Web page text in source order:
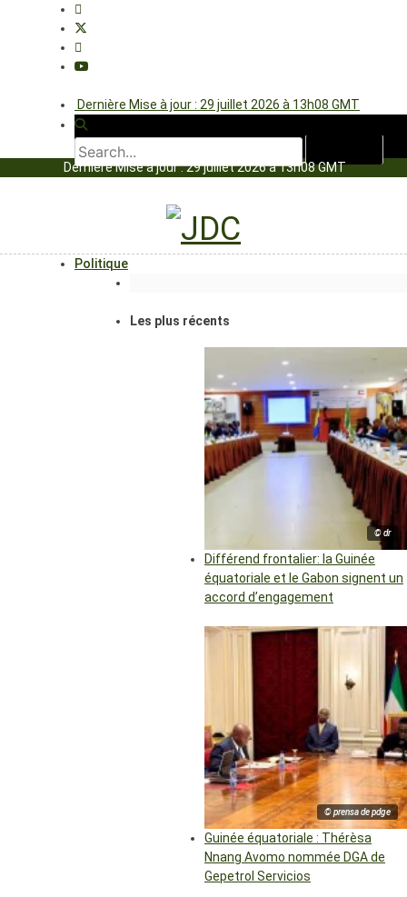
Dernière Mise à jour : 29 juillet 2026 à 13h08 GMT
Dernière Mise à jour : 29 juillet 2026 à 13h08 GMT
Politique
Les plus récents
© dr
Différend frontalier: la Guinée
équatoriale et le Gabon signent un
accord d’engagement
© prensa de pdge
Guinée équatoriale : Thérèsa
Nnang Avomo nommée DGA de
Gepetrol Servicios